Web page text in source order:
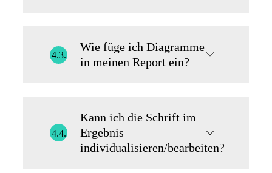
4.3.
Wie füge ich Diagramme
in meinen Report ein?
4.4.
Kann ich die Schrift im
Ergebnis
individualisieren/bearbeiten?